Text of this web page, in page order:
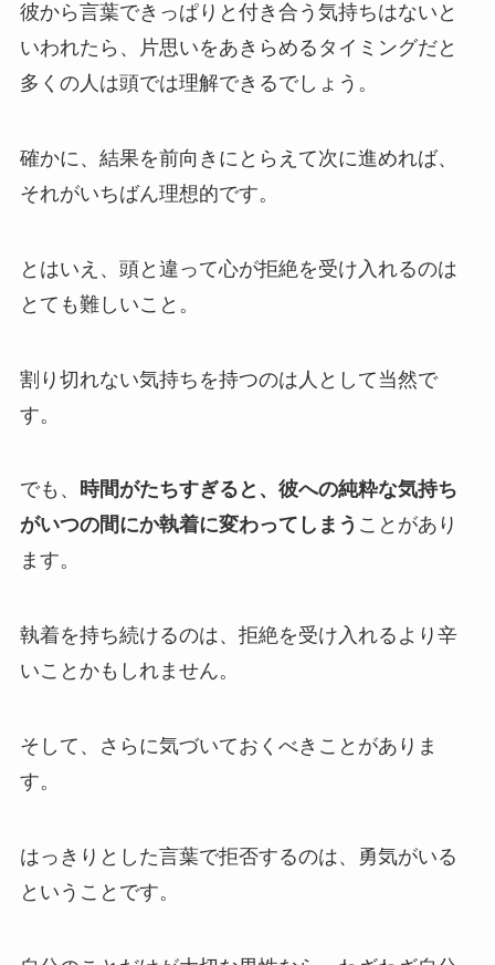
彼から言葉できっぱりと付き合う気持ちはないと
いわれたら、片思いをあきらめるタイミングだと
多くの人は頭では理解できるでしょう。
確かに、結果を前向きにとらえて次に進めれば、
それがいちばん理想的です。
とはいえ、頭と違って心が拒絶を受け入れるのは
とても難しいこと。
割り切れない気持ちを持つのは人として当然で
す。
でも、 時間がたちすぎると、彼への純粋な気持ち
がいつの間にか執着に変わってしまう ことがあり
ます。
執着を持ち続けるのは、拒絶を受け入れるより辛
いことかもしれません。
そして、さらに気づいておくべきことがありま
す。
はっきりとした言葉で拒否するのは、勇気がいる
ということです。